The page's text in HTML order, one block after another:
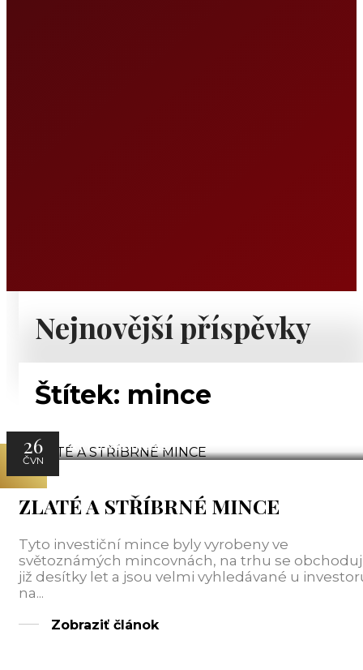
Nejnovější příspěvky
Štítek: mince
26
ČVN
ATT Investments
ZLATÉ A STŘÍBRNÉ MINCE
Tyto investiční mince byly vyrobeny ve
světoznámých mincovnách, na trhu se
již desítky let a jsou velmi vyhledávané u
na...
Zobraziť článok